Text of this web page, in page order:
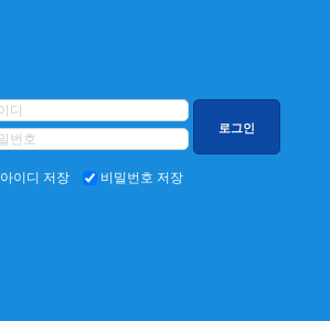
아이디 저장 비밀번호 저장